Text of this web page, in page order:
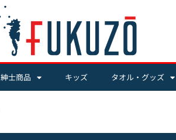
紳士商品 キッズ タオル・グッズ